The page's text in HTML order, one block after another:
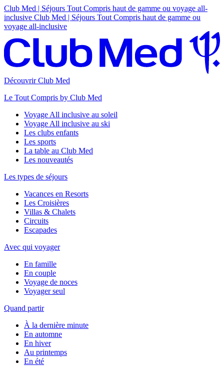
Club Med | Séjours Tout Compris haut de gamme ou voyage all-
inclusive Club Med | Séjours Tout Compris haut de gamme ou
voyage all-inclusive
Découvrir Club Med
Le Tout Compris by Club Med
Voyage All inclusive au soleil
Voyage All inclusive au ski
Les clubs enfants
Les sports
La table au Club Med
Les nouveautés
Les types de séjours
Vacances en Resorts
Les Croisières
Villas & Chalets
Circuits
Escapades
Avec qui voyager
En famille
En couple
Voyage de noces
Voyager seul
Quand partir
À la dernière minute
En automne
En hiver
Au printemps
En été